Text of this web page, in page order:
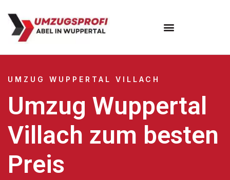
UMZUG WUPPERTAL VILLACH
Umzug Wuppertal
Villach zum besten
Preis